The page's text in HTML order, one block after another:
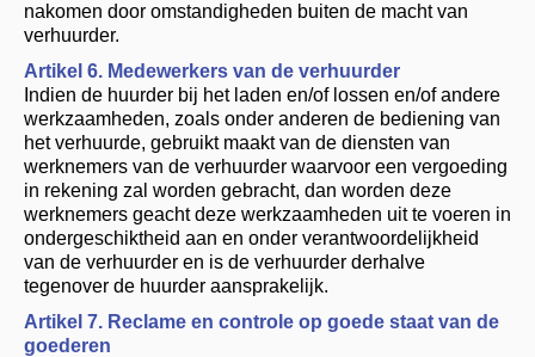
nakomen door omstandigheden buiten de macht van
verhuurder.
Artikel 6. Medewerkers van de verhuurder
Indien de huurder bij het laden en/of lossen en/of andere
werkzaamheden, zoals onder anderen de bediening van
het verhuurde, gebruikt maakt van de diensten van
werknemers van de verhuurder waarvoor een vergoeding
in rekening zal worden gebracht, dan worden deze
werknemers geacht deze werkzaamheden uit te voeren in
ondergeschiktheid aan en onder verantwoordelijkheid
van de verhuurder en is de verhuurder derhalve
tegenover de huurder aansprakelijk.
Artikel 7. Reclame en controle op goede staat van de
goederen